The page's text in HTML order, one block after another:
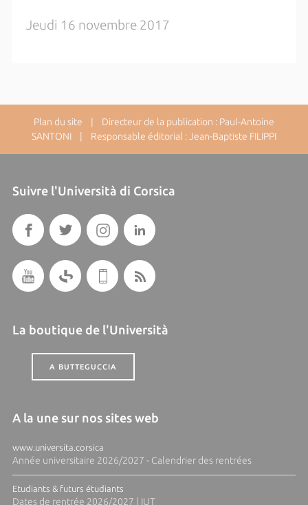
Jeudi 16 novembre 2017
Plan du site | Directeur de la publication : Paul-Antoine
SANTONI | Responsable éditorial : Jean-Baptiste FILIPPI
Suivre l'Università di Corsica
La boutique de l'Università
A BUTTEGUCCIA
A la une sur nos sites web
www.universita.corsica
Année universitaire 2026/2027 - Calendrier des rentrées
Etudiants & futurs étudiants
Dates de rentrée 2026/2027 | IUT